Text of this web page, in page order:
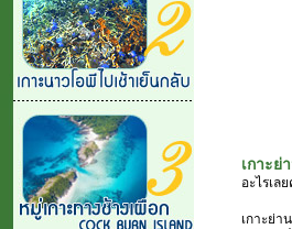
เกาะย่
อะไรเล
เกาะย่า